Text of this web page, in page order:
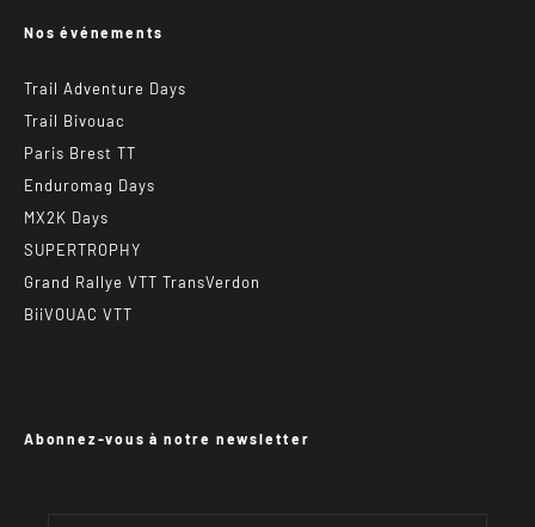
Nos événements
Trail Adventure Days
Trail Bivouac
Paris Brest TT
Enduromag Days
MX2K Days
SUPERTROPHY
Grand Rallye VTT TransVerdon
BiiVOUAC VTT
Abonnez-vous à notre newsletter